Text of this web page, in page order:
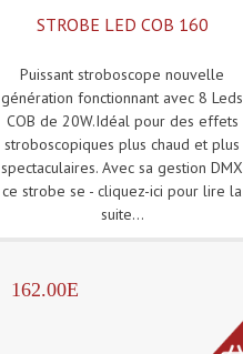
STROBE LED COB 160
Puissant stroboscope nouvelle
génération fonctionnant avec 8 Leds
COB de 20W.Idéal pour des effets
stroboscopiques plus chaud et plus
spectaculaires. Avec sa gestion DMX
ce strobe se - cliquez-ici pour lire la
suite...
162.00E